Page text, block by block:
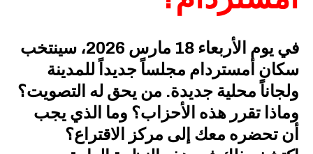
في يوم الأربعاء 18 مارس 2026، سينتخب
سكان أمستردام مجلساً جديداً للمدينة
ولجاناً محلية جديدة. من يحق له التصويت؟
وماذا تقرر هذه الأحزاب؟ وما الذي يجب
أن تحضره معك إلى مركز الاقتراع؟